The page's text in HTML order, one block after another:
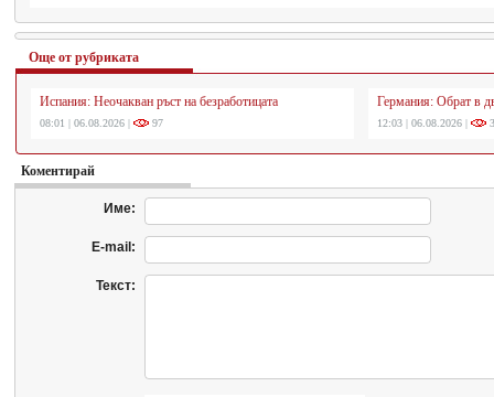
Още от рубриката
Испания: Неочакван ръст на безработицата
08:01 | 06.08.2026 | 97
Германия: Обрат в
12:03 | 06.08.2026 |
Коментирай
Име:
E-mail:
Текст: